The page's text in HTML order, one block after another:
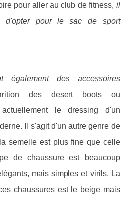
pour aller au club de fitness, il
d'opter pour le sac de sport
également des accessoires
des desert boots ou
actuellement le dressing d'un
Il s'agit d'un autre genre de
semelle est plus fine que celle
de chaussure est beaucoup
mais simples et virils. La
chaussures est le beige mais